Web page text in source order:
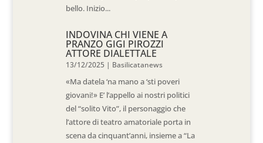
bello. Inizio...
INDOVINA CHI VIENE A
PRANZO GIGI PIROZZI
ATTORE DIALETTALE
13/12/2025 | Basilicatanews
«Ma datela ‘na mano a ‘sti poveri
giovani!» E’ l’appello ai nostri politici
del “solito Vito”, il personaggio che
l’attore di teatro amatoriale porta in
scena da cinquant’anni, insieme a “La